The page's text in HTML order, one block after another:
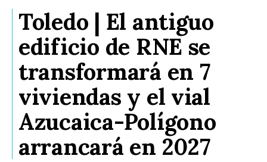
Toledo | El antiguo
edificio de RNE se
transformará en 7
viviendas y el vial
Azucaica-Polígono
arrancará en 2027